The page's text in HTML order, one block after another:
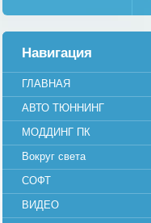
Навигация
ГЛАВНАЯ
АВТО ТЮННИНГ
МОДДИНГ ПК
Вокруг света
СОФТ
ВИДЕО